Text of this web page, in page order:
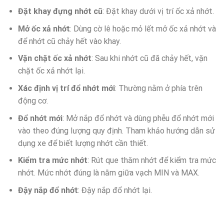
Đặt khay đựng nhớt cũ: Đặt khay dưới vị trí ốc xả nhớt.
Mở ốc xả nhớt: Dùng cờ lê hoặc mỏ lết mở ốc xả nhớt và
để nhớt cũ chảy hết vào khay.
Vặn chặt ốc xả nhớt: Sau khi nhớt cũ đã chảy hết, vặn
chặt ốc xả nhớt lại.
Xác định vị trí đổ nhớt mới: Thường nằm ở phía trên
động cơ.
Đổ nhớt mới: Mở nắp đổ nhớt và dùng phễu đổ nhớt mới
vào theo đúng lượng quy định. Tham khảo hướng dẫn sử
dụng xe để biết lượng nhớt cần thiết.
Kiểm tra mức nhớt: Rút que thăm nhớt để kiểm tra mức
nhớt. Mức nhớt đúng là nằm giữa vạch MIN và MAX.
Đậy nắp đổ nhớt: Đậy nắp đổ nhớt lại.